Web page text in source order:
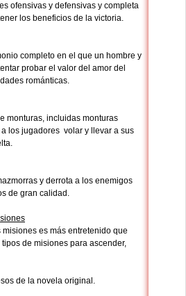
ofensivas y defensivas y completa
los beneficios de la victoria.
completo en el que un hombre y
probar el valor del amor del
románticas.
monturas, incluidas monturas
los jugadores volar y llevar a sus
y derrota a los enemigos
de gran calidad.
es más entretenido que
de misiones para ascender,
de la novela original.